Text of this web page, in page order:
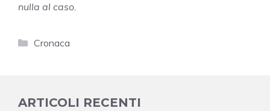
nulla al caso.
Categorie
Cronaca
ARTICOLI RECENTI